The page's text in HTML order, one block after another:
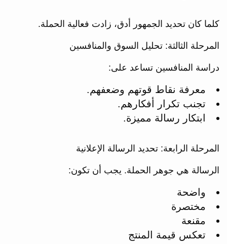
كلما كان تحديد الجمهور أدق، زادت فعالية الحملة.
المرحلة الثالثة: تحليل السوق والمنافسين
دراسة المنافسين تساعد على:
معرفة نقاط قوتهم وضعفهم.
تجنب تكرار أفكارهم.
ابتكار رسالة مميزة.
المرحلة الرابعة: تحديد الرسالة الإعلانية
الرسالة هي جوهر الحملة. يجب أن تكون:
واضحة
مختصرة
مقنعة
تعكس قيمة المنتج